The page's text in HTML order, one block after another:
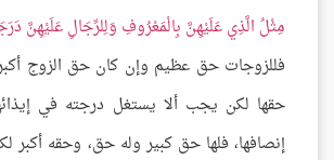
مِثْلُ الَّذِي عَلَيْهِنَّ بِالْمَعْرُوفِ وَلِلرِّجَالِ عَلَيْهِنَّ
فللزوجات حق عظيم وإن كان حق الزوج
حقها لكن يجب ألا يستغل درجته في
إنصافها، فلها حق كبير وله حق، وحقه أكبر